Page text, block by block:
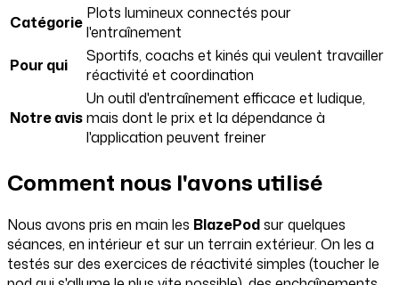
Catégorie Plots lumineux connectés pour
l'entraînement
Pour qui
Sportifs, coachs et kinés qui veulent travailler
réactivité et coordination
Notre avis
Un outil d'entraînement efficace et ludique,
mais dont le prix et la dépendance à
l'application peuvent freiner
Comment nous l'avons utilisé
Nous avons pris en main les BlazePodsur quelques
séances, en intérieur et sur un terrain extérieur. On les a
testés sur des exercices de réactivité simples (toucher le